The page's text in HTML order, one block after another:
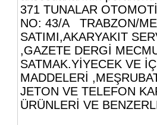
371 TUNALAR
NO: 43/A TRABZON/
SATIMI,AKARYAKIT
,GAZETE DERGİ
SATMAK.YİYECEK VE
MADDELERİ
JETON VE TELEFON
ÜRÜNLERİ VE